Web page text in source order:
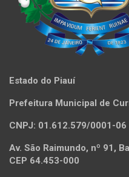
Estado do Piauí
Prefeitura Municipal de
CNPJ: 01.612.579/0001-06
Av. São Raimundo, nº 91,
CEP 64.453-000